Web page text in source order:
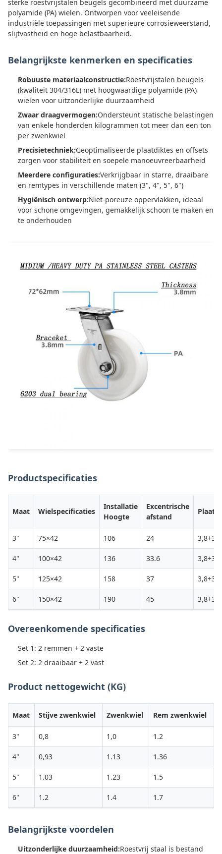
sterke roestvrijstalen beugels gecombineerd met duurzame
polyamide (PA) wielen. Ontworpen voor veeleisende
industriële toepassingen met superieure corrosieweerstand,
slijtvastheid en hoge belastbaarheid.
Belangrijkste kenmerken en specificaties
Robuuste materiaalconstructie:Roestvrijstalen beugels
(kwaliteit 304/316L) met hoogwaardige polyamide (PA)
wielen voor uitzonderlijke duurzaamheid
Zwaar draagvermogen:Ondersteunt statische belastingen
van enkele honderden kilogrammen tot meer dan een ton
per zwenkwiel
Precisietechniek:Geoptimaliseerde plaatdiktes en offsets
zorgen voor stabiliteit en soepele manoeuvreerbaarheid
Meerdere configuraties:Verkrijgbaar in starre, draaibare
en remtypes in verschillende maten (3", 4", 5", 6")
Hygiënisch ontwerp:Niet-poreuze oppervlakken, ideaal
voor schone omgevingen, gemakkelijk schoon te maken en
te onderhouden
Productspecificaties
Maat Wielspecificaties
Installatie
Hoogte
Excentrische
afstand
3" 75×42 106 24 3,8+3,8
4" 100×42 136 33.6 3,8+3,8
5" 125×42 158 37 3,8+3,8
6" 150×42 190 45 3,8+3,8
Overeenkomende specificaties
Set 1: 2 remmen + 2 vaste
Set 2: 2 draaibaar + 2 vast
Product nettogewicht (KG)
Maat Stijve zwenkwiel Zwenkwiel Rem zwenkwiel
3" 0,8 1,0 1.2
4" 0,93 1.13 1.36
5" 1.03 1.23 1.5
6" 1.2 1.4 1.7
Belangrijkste voordelen
Uitzonderlijke duurzaamheid:Roestvrij staal is bestand